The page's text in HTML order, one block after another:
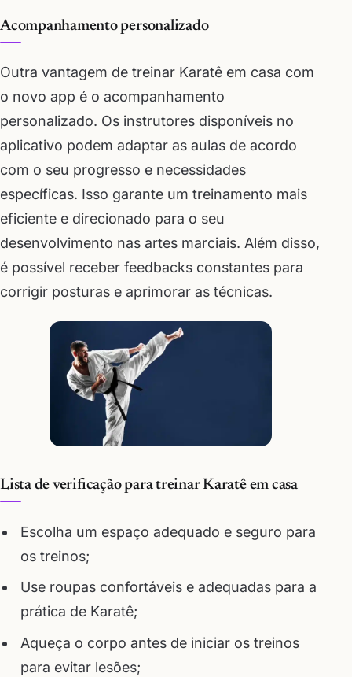
Acompanhamento personalizado
Outra vantagem de treinar Karatê em casa com
o novo app é o acompanhamento
personalizado. Os instrutores disponíveis no
aplicativo podem adaptar as aulas de acordo
com o seu progresso e necessidades
específicas. Isso garante um treinamento mais
eficiente e direcionado para o seu
desenvolvimento nas artes marciais. Além disso,
é possível receber feedbacks constantes para
corrigir posturas e aprimorar as técnicas.
Lista de verificação para treinar Karatê em casa
Escolha um espaço adequado e seguro para
os treinos;
Use roupas confortáveis e adequadas para a
prática de Karatê;
Aqueça o corpo antes de iniciar os treinos
para evitar lesões;